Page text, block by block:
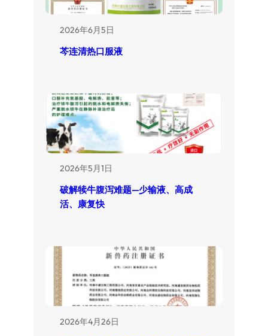
2026年6月5日
芩连清热口服液
2026年5月1日
破解犊牛腹泻难题—少输液、高成
活、康复快
2026年4月26日